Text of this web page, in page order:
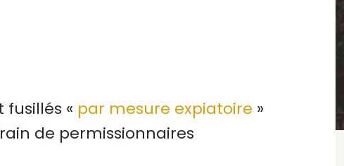
« par mesure expiatoire »
de permissionnaires